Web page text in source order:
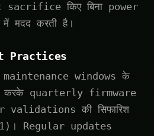
किए बिना power
मदद करती है।
Practices
windows के
करके quarterly firmware
की सिफारिश
Regular updates